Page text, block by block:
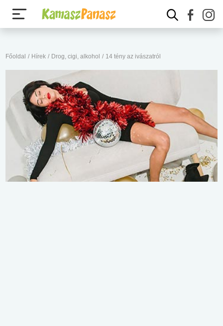
Főoldal / Hírek / Drog, cigi, alkohol / 14 tény az ivászatról